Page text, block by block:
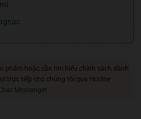
phẩm hoặc cần tìm hiểu chính sách dành
trực tiếp cho chúng tôi qua Hotline
Messenger